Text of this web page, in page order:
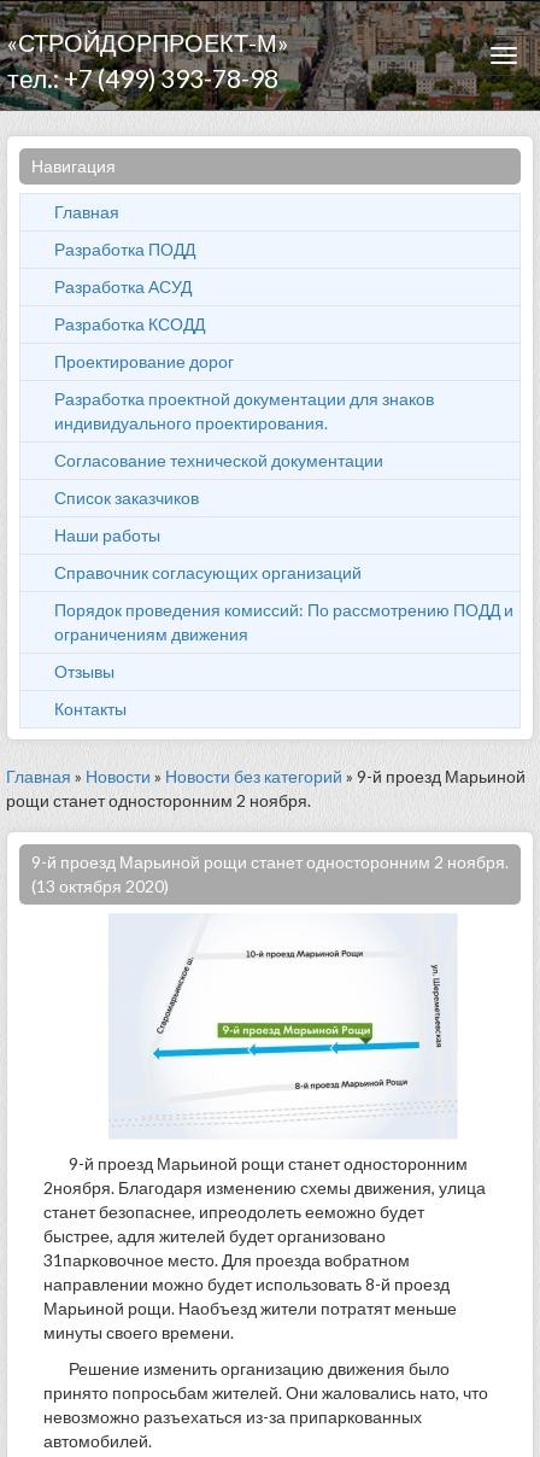
«СТРОЙДОРПРОЕКТ-М»
тел.: +7 (499) 393-78-98
Навигация
Главная
Разработка ПОДД
Разработка АСУД
Разработка КСОДД
Проектирование дорог
Разработка проектной документации для знаков
индивидуального проектирования.
Согласование технической документации
Список заказчиков
Наши работы
Справочник согласующих организаций
Порядок проведения комиссий: По рассмотрению ПОДД и
ограничениям движения
Отзывы
Контакты
Главная » Новости » Новости без категорий » 9-й проезд Марьиной
рощи станет односторонним 2 ноября.
9-й проезд Марьиной рощи станет односторонним 2 ноября.
(13 октября 2020)
9-й проезд Марьиной рощи станет односторонним
2ноября. Благодаря изменению схемы движения, улица
станет безопаснее, ипреодолеть ееможно будет
быстрее, адля жителей будет организовано
31парковочное место. Для проезда вобратном
направлении можно будет использовать 8-й проезд
Марьиной рощи. Наобъезд жители потратят меньше
минуты своего времени.
Решение изменить организацию движения было
принято попросьбам жителей. Они жаловались нато, что
невозможно разъехаться из-за припаркованных
автомобилей.